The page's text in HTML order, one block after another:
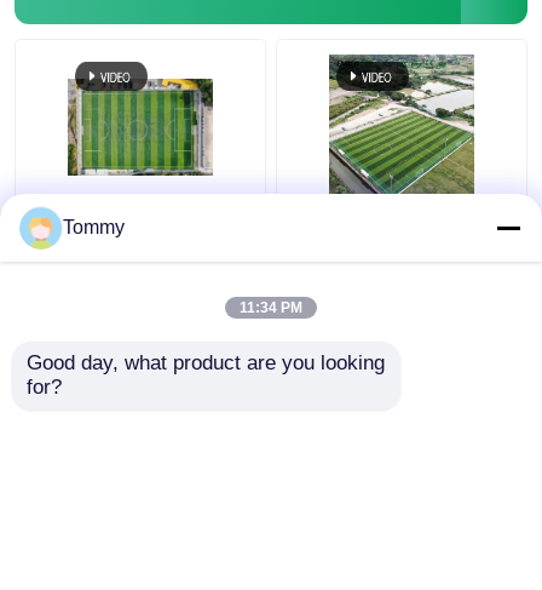
Ottima resistenza alle
intemperie erba
altezza del palo elevata
Tommy
11:34 PM
Good day, what product are you looking
for?